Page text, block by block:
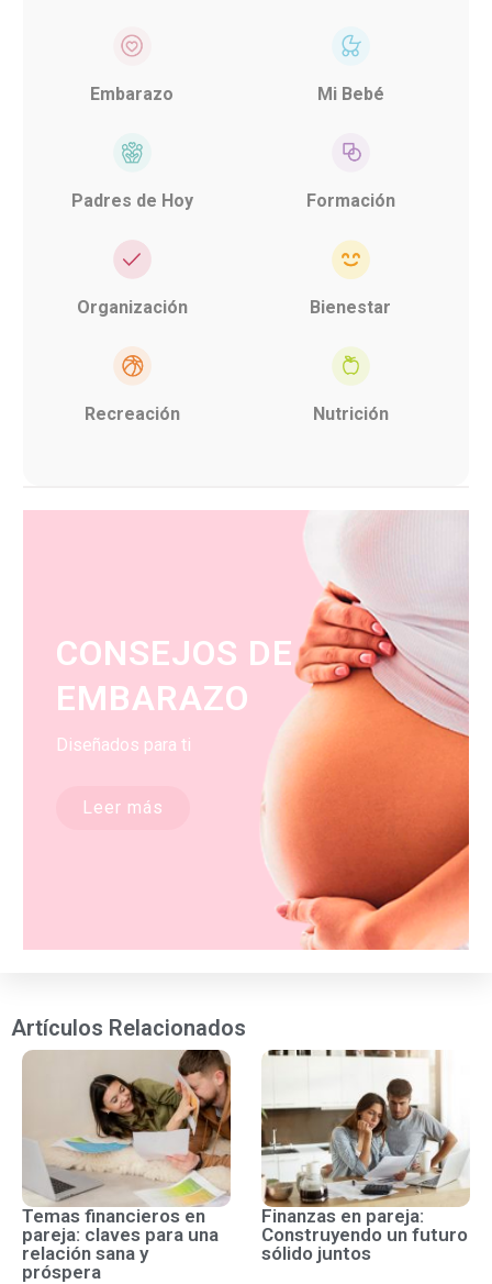
Embarazo Mi Bebé
Padres de Hoy Formación
Organización Bienestar
Recreación Nutrición
CONSEJOS DE
EMBARAZO
Diseñados para ti
Leer más
Artículos Relacionados
Temas financieros en
pareja: claves para una
relación sana y
próspera
Finanzas en pareja:
Construyendo un futuro
sólido juntos